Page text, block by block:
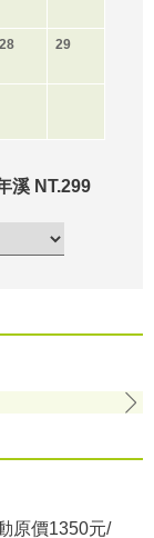
28 29
溪 NT.299
原價1350元/